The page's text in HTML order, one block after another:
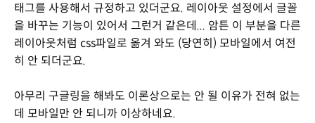
태그를 사용해서 규정하고 있더군요. 레이아웃 설정에서 글꼴
을 바꾸는 기능이 있어서 그런거 같은데... 암튼 이 부분을 다른
레이아웃처럼 css파일로 옮겨 와도 (당연히) 모바일에서 여전
히 안 되더군요.
아무리 구글링을 해봐도 이론상으로는 안 될 이유가 전혀 없는
데 모바일만 안 되니까 이상하네요.